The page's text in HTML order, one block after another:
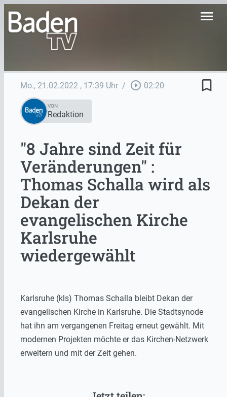
menu
Mo., 21.02.2022 , 17:39 Uhr / play_circle_outline 02:20 bookmark_border
VON
Redaktion
"8 Jahre sind Zeit für
Veränderungen" :
Thomas Schalla wird als
Dekan der
evangelischen Kirche
Karlsruhe
wiedergewählt
Karlsruhe (kls) Thomas Schalla bleibt Dekan der
evangelischen Kirche in Karlsruhe. Die Stadtsynode
hat ihn am vergangenen Freitag erneut gewählt. Mit
modernen Projekten möchte er das Kirchen-Netzwerk
erweitern und mit der Zeit gehen.